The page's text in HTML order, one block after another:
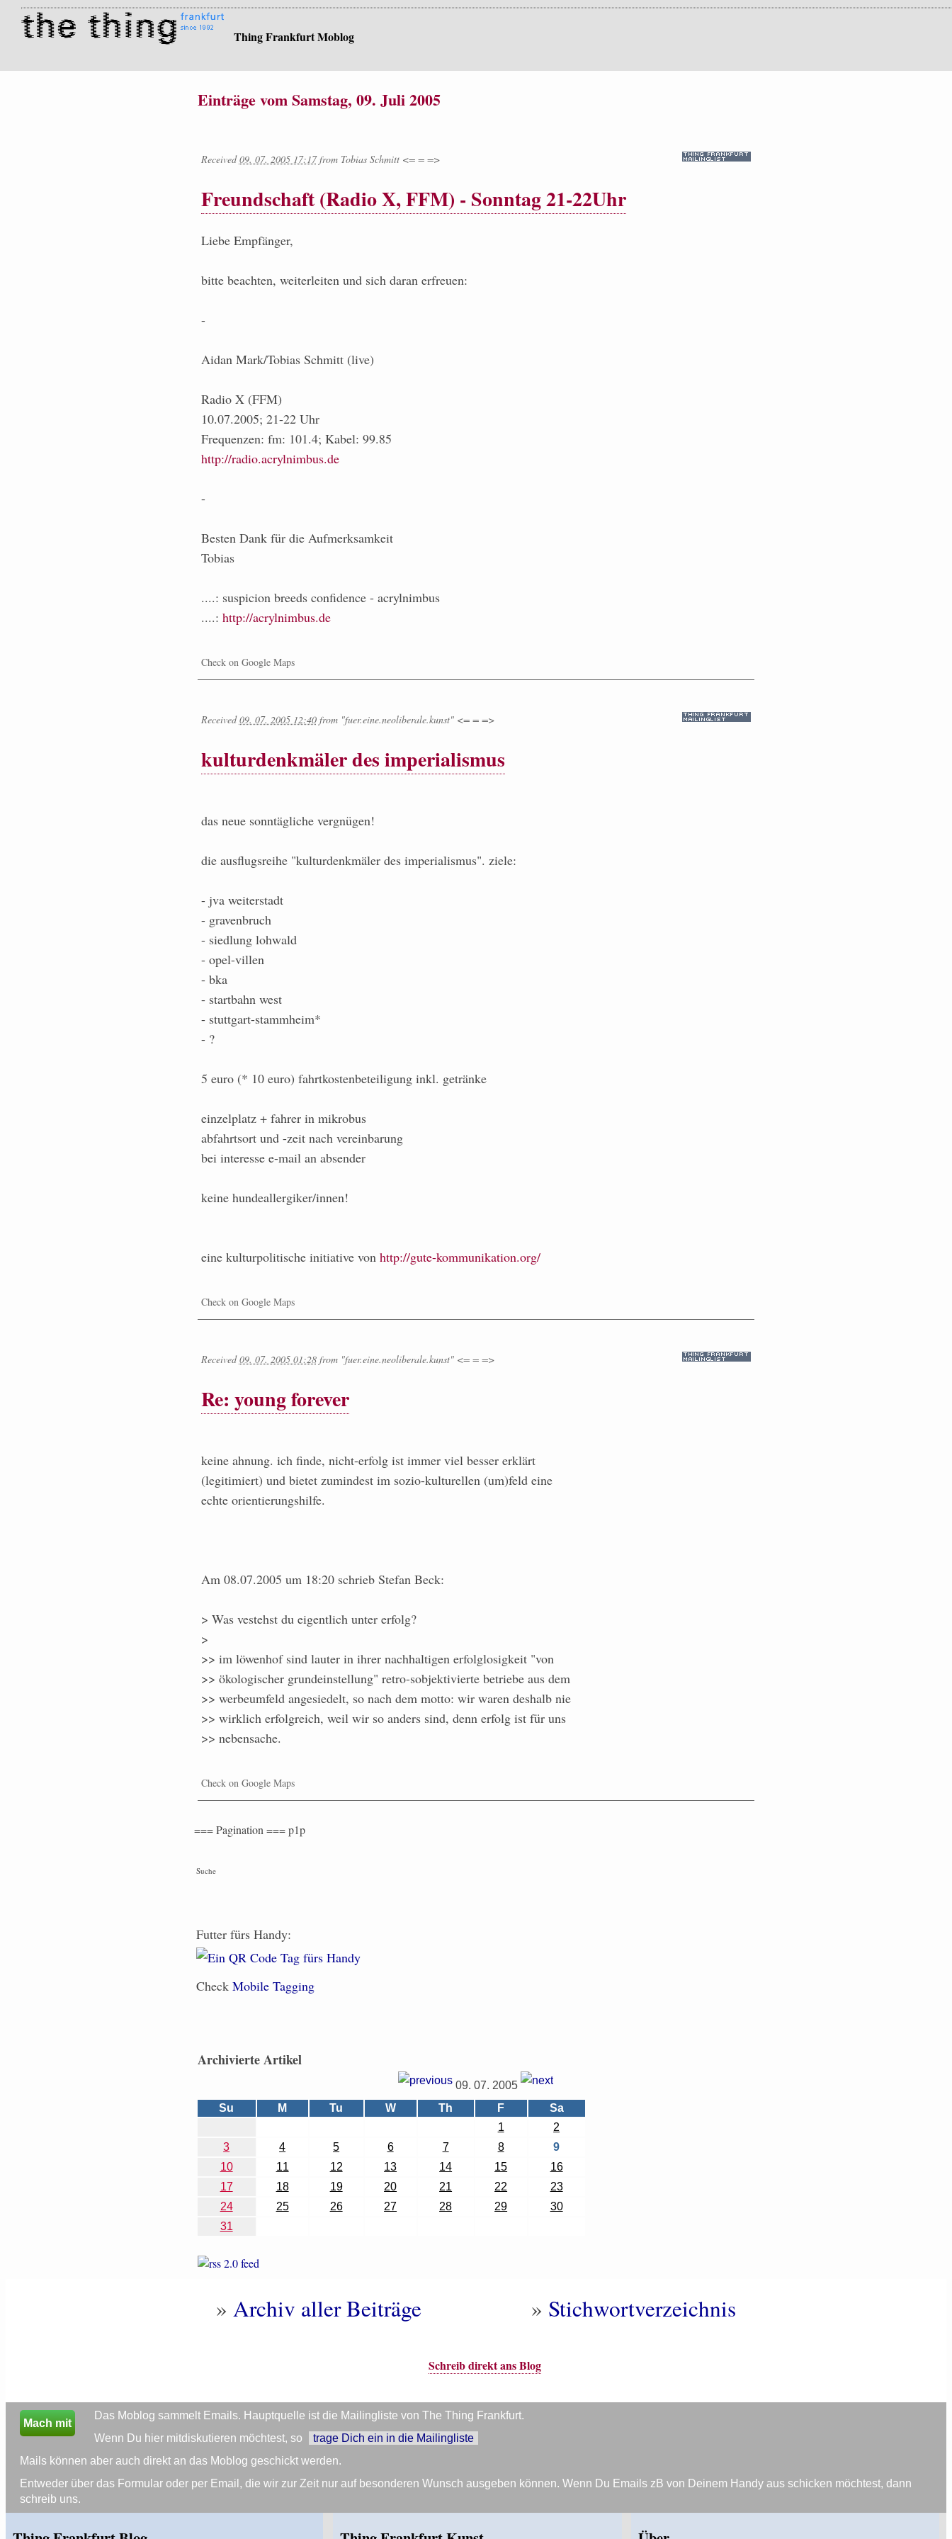
Thing Frankfurt Moblog
Einträge vom Samstag, 09. Juli 2005
Received09. 07. 2005 17:17from Tobias Schmitt <= = =>
Freundschaft (Radio X, FFM) - Sonntag 21-22Uhr
Liebe Empfänger,
bitte beachten, weiterleiten und sich daran erfreuen:
-
Aidan Mark/Tobias Schmitt (live)
Radio X (FFM)
10.07.2005; 21-22 Uhr
Frequenzen: fm: 101.4; Kabel: 99.85
http://radio.acrylnimbus.de
-
Besten Dank für die Aufmerksamkeit
Tobias
....: suspicion breeds confidence - acrylnimbus
....: http://acrylnimbus.de
Check on Google Maps
Received09. 07. 2005 12:40from "fuer.eine.neoliberale.kunst" <= = =>
kulturdenkmäler des imperialismus
das neue sonntägliche vergnügen!
die ausflugsreihe "kulturdenkmäler des imperialismus". ziele:
- jva weiterstadt
- gravenbruch
- siedlung lohwald
- opel-villen
- bka
- startbahn west
- stuttgart-stammheim*
- ?
5 euro (* 10 euro) fahrtkostenbeteiligung inkl. getränke
einzelplatz + fahrer in mikrobus
abfahrtsort und -zeit nach vereinbarung
bei interesse e-mail an absender
keine hundeallergiker/innen!
eine kulturpolitische initiative von http://gute-kommunikation.org/
Check on Google Maps
Received09. 07. 2005 01:28from "fuer.eine.neoliberale.kunst" <= = =>
Re: young forever
keine ahnung. ich finde, nicht-erfolg ist immer viel besser erklärt
(legitimiert) und bietet zumindest im sozio-kulturellen (um)feld eine
echte orientierungshilfe.
Am 08.07.2005 um 18:20 schrieb Stefan Beck:
> Was vestehst du eigentlich unter erfolg?
>
>> im löwenhof sind lauter in ihrer nachhaltigen erfolglosigkeit "von
>> ökologischer grundeinstellung" retro-sobjektivierte betriebe aus dem
>> werbeumfeld angesiedelt, so nach dem motto: wir waren deshalb nie
>> wirklich erfolgreich, weil wir so anders sind, denn erfolg ist für uns
>> nebensache.
Check on Google Maps
=== Pagination === p1p
Suche
Futter fürs Handy:
Check Mobile Tagging
Archivierte Artikel
09. 07. 2005
Su
M Tu W Th F
Sa
1
2
3
4 5 6 7 8
9
10
11 12 13 14 15
16
17
18 19 20 21 22
23
24
25 26 27 28 29
30
31
» Archiv aller Beiträge » Stichwortverzeichnis
Schreib direkt ans Blog
Mach mit
Das Moblog sammelt Emails. Hauptquelle ist die Mailingliste von The Thing Frankfurt.
Wenn Du hier mitdiskutieren möchtest, so
trage Dich ein in die Mailingliste
Mails können aber auch direkt an das Moblog geschickt werden.
Entweder über das Formular oder per Email, die wir zur Zeit nur auf besonderen Wunsch ausgeben können. Wenn Du Emails zB von Deinem Handy aus schicken möchtest, dann
schreib uns.